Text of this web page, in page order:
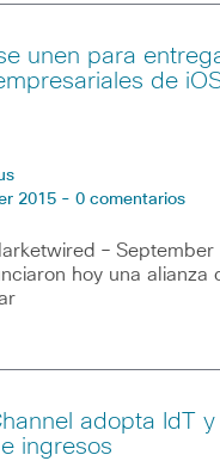
unen para
de
2015 - 0 comentarios
–
hoy una alianza
adopta IdT
ingresos